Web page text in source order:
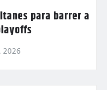
para barrer a
2026